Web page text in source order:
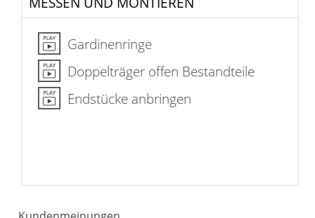
Gardinenringe
Doppelträger offen Bestandteile
Endstücke anbringen